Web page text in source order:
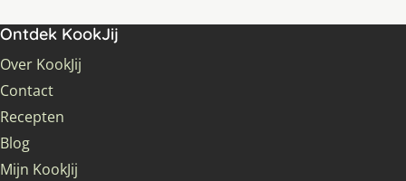
Ontdek KookJij
Over KookJij
Contact
Recepten
Blog
Mijn KookJij